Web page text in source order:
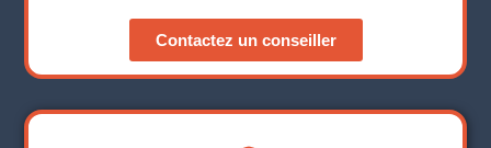
Contactez un conseiller